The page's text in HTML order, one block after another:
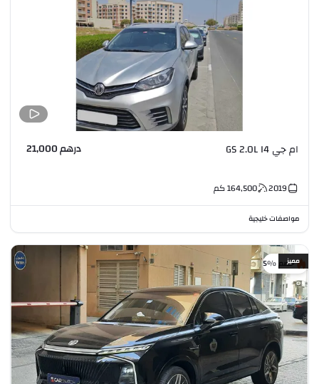
ام جي GS 2.0L I4 درهم 21,000
2019
164,500كم
مواصفات خليجية
خصم %5مميز